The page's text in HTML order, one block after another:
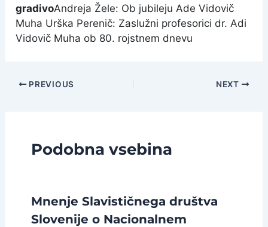
gradivoAndreja Žele: Ob jubileju Ade Vidovič
Muha Urška Perenič: Zaslužni profesorici dr. Adi
Vidovič Muha ob 80. rojstnem dnevu
PostPREVIOUS NEXT
Podobna vsebina
Mnenje Slavističnega društva
Slovenije o Nacionalnem